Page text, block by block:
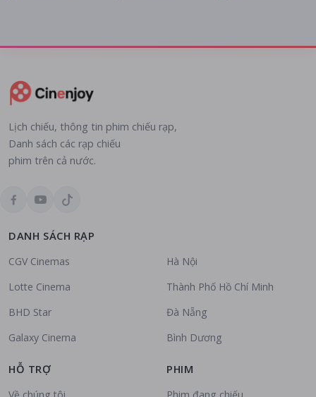
Lịch chiếu, thông tin phim chiếu rạp,
Danh sách các rạp chiếu
phim trên cả nước.
DANH SÁCH RẠP
CGV Cinemas
Lotte Cinema
BHD Star
Galaxy Cinema
Hà Nội
Thành Phố Hồ Chí Minh
Đà Nẵng
Bình Dương
HỖ TRỢ PHIM